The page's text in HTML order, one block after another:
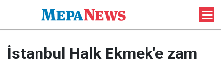
İstanbul Halk Ekmek'e zam